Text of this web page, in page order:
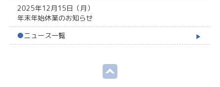
2025年12月15日（月）
年末年始休業のお知らせ
●ニュース一覧